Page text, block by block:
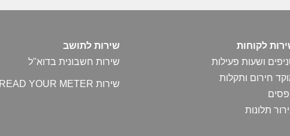
לקוחות
ושעות פעילות
חירום ותקלות
תלונות
שירות לתושב
שירות חשבונית בדוא"ל
שירות READ YOUR METER